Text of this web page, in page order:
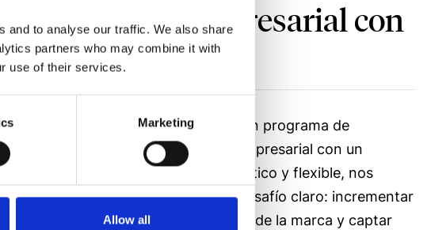
and to analyse our traffic. We also share
partners who may combine it with
use of their services.
Marketing
Allow all
educación empresarial con
y flexible
The Power, un programa de
educación empresarial con un
enfoque práctico y flexible, nos
planteó un desafío claro: incrementar
la notoriedad de la marca y captar